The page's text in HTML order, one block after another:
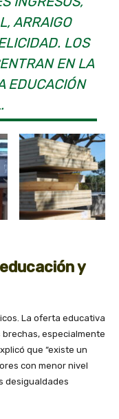
ARRAIGO
LOS
EN LA
EDUCACIÓN
y
La oferta educativa
especialmente
que “existe un
con menor nivel
desigualdades